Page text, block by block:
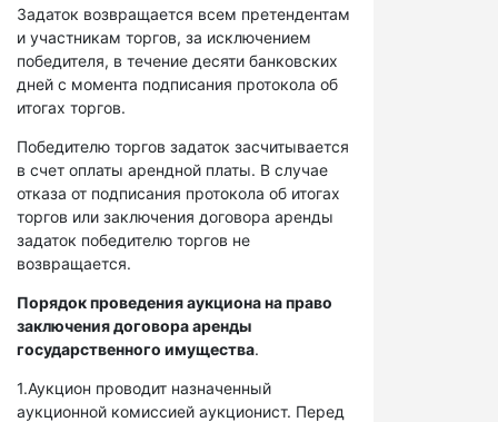
Задаток возвращается всем претендентам
и участникам торгов, за исключением
победителя, в течение десяти банковских
дней с момента подписания протокола об
итогах торгов.
Победителю торгов задаток засчитывается
в счет оплаты арендной платы. В случае
отказа от подписания протокола об итогах
торгов или заключения договора аренды
задаток победителю торгов не
возвращается.
Порядок проведения аукциона на право
заключения договора аренды
государственного имущества.
1.Аукцион проводит назначенный
аукционной комиссией аукционист. Перед